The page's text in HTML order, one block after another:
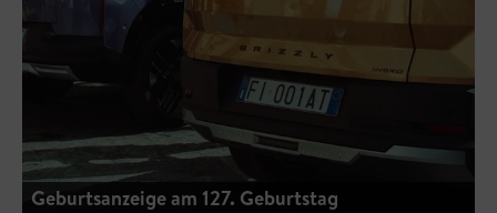
Geburtsanzeige am 127. Geburtstag